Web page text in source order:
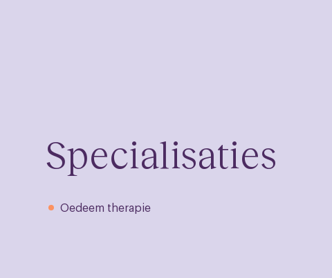
Specialisaties
Oedeem therapie